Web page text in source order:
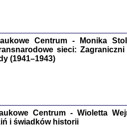
oprac.
Warszawa
Centrum - Monika
sieci:
(1941–1943)
Centrum - Wioletta
i świadków historii